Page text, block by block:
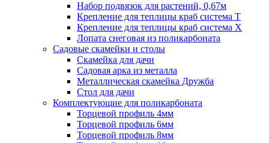
Набор подвязок для растений, 0,67м
Крепление для теплицы краб система Т
Крепление для теплицы краб система Х
Лопата снеговая из поликарбоната
Садовые скамейки и столы
Скамейка для дачи
Садовая арка из металла
Металлическая скамейка Дружба
Стол для дачи
Комплектующие для поликарбоната
Торцевой профиль 4мм
Торцевой профиль 6мм
Торцевой профиль 8мм